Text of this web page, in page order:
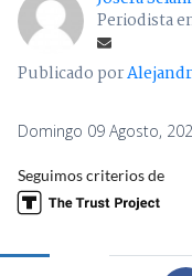
Periodista
Publicado por
Domingo 09 Agosto,
Seguimos criterios de